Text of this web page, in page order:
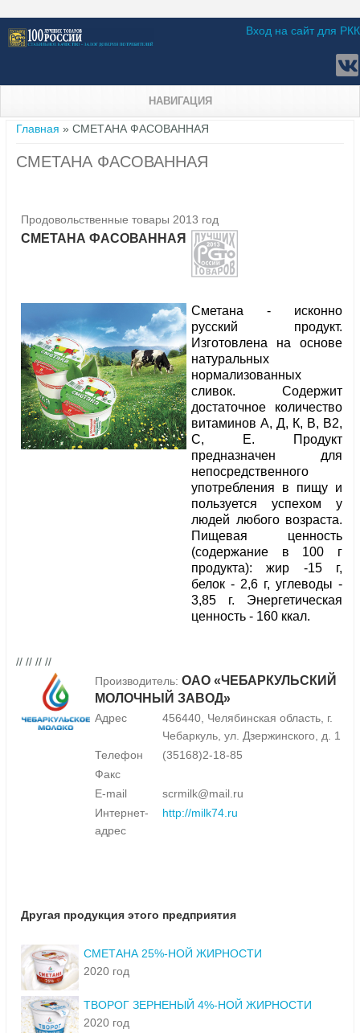
Вход на сайт для РКК
НАВИГАЦИЯ
Вы здесь
Главная » СМЕТАНА ФАСОВАННАЯ
СМЕТАНА ФАСОВАННАЯ
Продовольственные товары 2013 год
СМЕТАНА ФАСОВАННАЯ
Сметана - исконно
русский продукт.
Изготовлена на основе
натуральных
нормализованных
сливок. Содержит
достаточное количество
витаминов А, Д, К, В, В2,
С, Е. Продукт
предназначен для
непосредственного
употребления в пищу и
пользуется успехом у
людей любого возраста.
Пищевая ценность
(содержание в 100 г
продукта): жир -15 г,
белок - 2,6 г, углеводы -
3,85 г. Энергетическая
ценность - 160 ккал.
// // // //
Производитель: ОАО «ЧЕБАРКУЛЬСКИЙ
МОЛОЧНЫЙ ЗАВОД»
Адрес
456440, Челябинская область, г.
Чебаркуль, ул. Дзержинского, д. 1
Телефон
(35168)2-18-85
Факс
E-mail
scrmilk@mail.ru
Интернет-
адрес
http://milk74.ru
Другая продукция этого предприятия
СМЕТАНА 25%-НОЙ ЖИРНОСТИ
2020 год
ТВОРОГ ЗЕРНЕНЫЙ 4%-НОЙ ЖИРНОСТИ
2020 год